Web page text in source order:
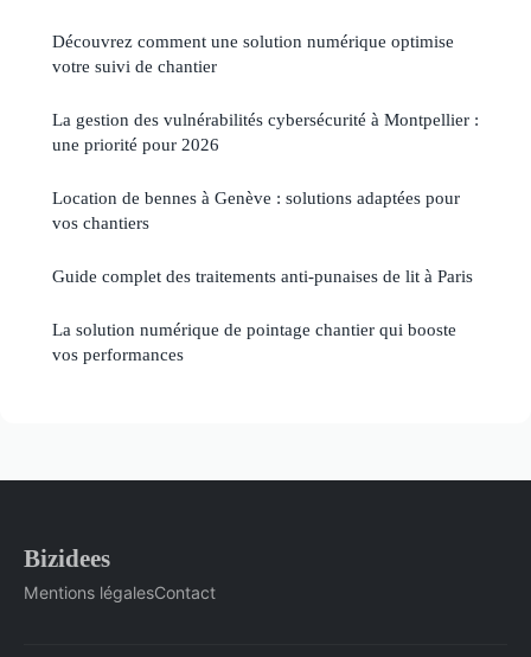
Découvrez comment une solution numérique optimise
votre suivi de chantier
La gestion des vulnérabilités cybersécurité à Montpellier :
une priorité pour 2026
Location de bennes à Genève : solutions adaptées pour
vos chantiers
Guide complet des traitements anti-punaises de lit à Paris
La solution numérique de pointage chantier qui booste
vos performances
Bizidees
Mentions légalesContact